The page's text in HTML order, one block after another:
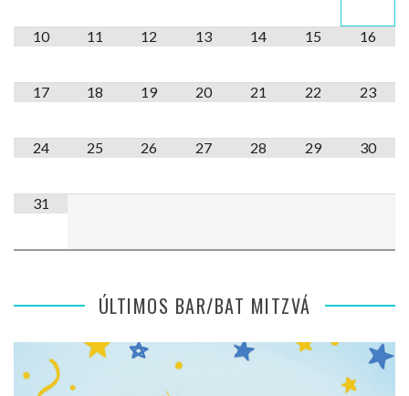
10 11 12 13 14 15 16
17 18 19 20 21 22 23
24 25 26 27 28 29 30
31
ÚLTIMOS BAR/BAT MITZVÁ